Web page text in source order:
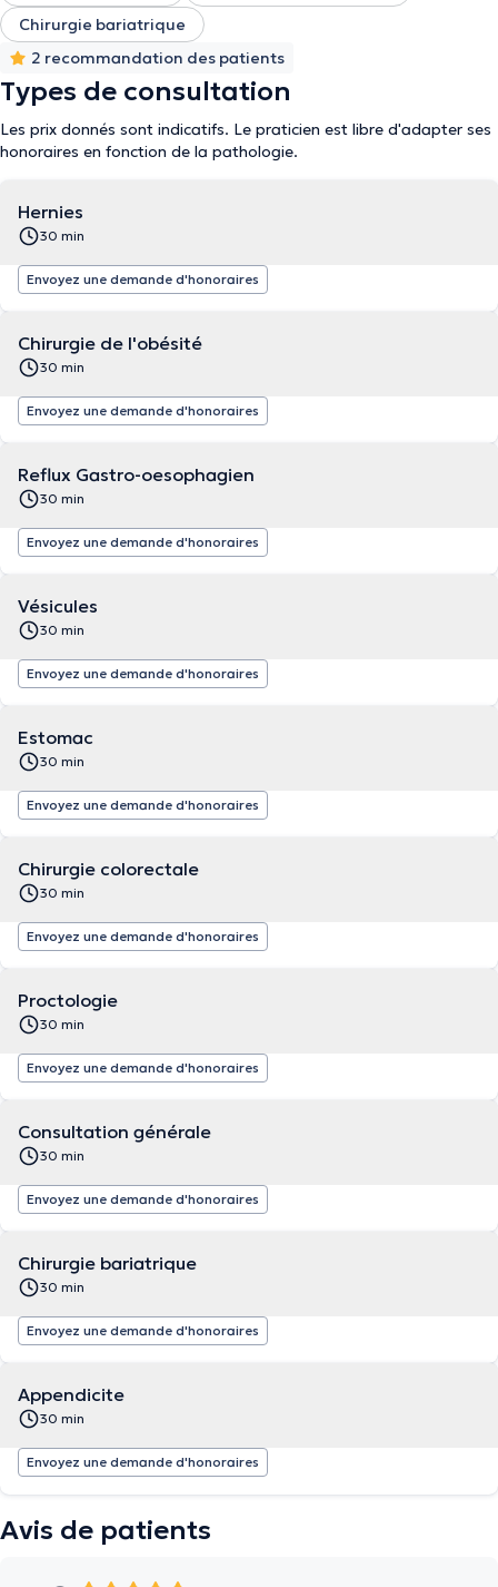
Chirurgie bariatrique
2 recommandation des patients
Types de consultation
Les prix donnés sont indicatifs. Le praticien est libre d'adapter ses
honoraires en fonction de la pathologie.
Hernies
30 min
Envoyez une demande d'honoraires
Chirurgie de l'obésité
30 min
Envoyez une demande d'honoraires
Reflux Gastro-oesophagien
30 min
Envoyez une demande d'honoraires
Vésicules
30 min
Envoyez une demande d'honoraires
Estomac
30 min
Envoyez une demande d'honoraires
Chirurgie colorectale
30 min
Envoyez une demande d'honoraires
Proctologie
30 min
Envoyez une demande d'honoraires
Consultation générale
30 min
Envoyez une demande d'honoraires
Chirurgie bariatrique
30 min
Envoyez une demande d'honoraires
Appendicite
30 min
Envoyez une demande d'honoraires
Avis de patients